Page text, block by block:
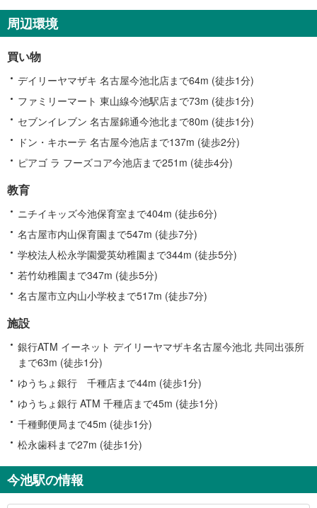
周辺環境
買い物
デイリーヤマザキ 名古屋今池北店まで64m (徒歩1分)
ファミリーマート 東山線今池駅店まで73m (徒歩1分)
セブンイレブン 名古屋錦通今池北まで80m (徒歩1分)
ドン・キホーテ 名古屋今池店まで137m (徒歩2分)
ピアゴ ラ フーズコア今池店まで251m (徒歩4分)
教育
ニチイキッズ今池保育室まで404m (徒歩6分)
名古屋市内山保育園まで547m (徒歩7分)
学校法人松永学園愛英幼稚園まで344m (徒歩5分)
若竹幼稚園まで347m (徒歩5分)
名古屋市立内山小学校まで517m (徒歩7分)
施設
銀行ATM イーネット デイリーヤマザキ名古屋今池北 共同出張所
まで63m (徒歩1分)
ゆうちょ銀行 千種店まで44m (徒歩1分)
ゆうちょ銀行 ATM 千種店まで45m (徒歩1分)
千種郵便局まで45m (徒歩1分)
松永歯科まで27m (徒歩1分)
今池駅の情報